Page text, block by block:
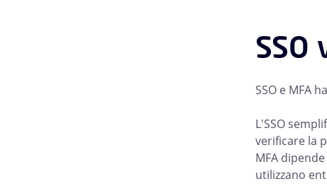
SSO
SSO e MFA
L'SSO
verificare la
MFA
utilizzano